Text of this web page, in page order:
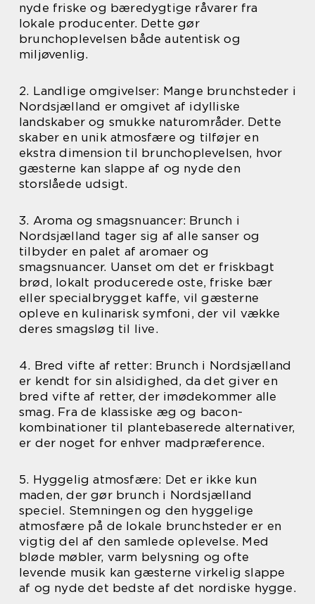
nyde friske og bæredygtige råvarer fra
lokale producenter. Dette gør
brunchoplevelsen både autentisk og
miljøvenlig.
2. Landlige omgivelser: Mange brunchsteder i
Nordsjælland er omgivet af idylliske
landskaber og smukke naturområder. Dette
skaber en unik atmosfære og tilføjer en
ekstra dimension til brunchoplevelsen, hvor
gæsterne kan slappe af og nyde den
storslåede udsigt.
3. Aroma og smagsnuancer: Brunch i
Nordsjælland tager sig af alle sanser og
tilbyder en palet af aromaer og
smagsnuancer. Uanset om det er friskbagt
brød, lokalt producerede oste, friske bær
eller specialbrygget kaffe, vil gæsterne
opleve en kulinarisk symfoni, der vil vække
deres smagsløg til live.
4. Bred vifte af retter: Brunch i Nordsjælland
er kendt for sin alsidighed, da det giver en
bred vifte af retter, der imødekommer alle
smag. Fra de klassiske æg og bacon-
kombinationer til plantebaserede alternativer,
er der noget for enhver madpræference.
5. Hyggelig atmosfære: Det er ikke kun
maden, der gør brunch i Nordsjælland
speciel. Stemningen og den hyggelige
atmosfære på de lokale brunchsteder er en
vigtig del af den samlede oplevelse. Med
bløde møbler, varm belysning og ofte
levende musik kan gæsterne virkelig slappe
af og nyde det bedste af det nordiske hygge.